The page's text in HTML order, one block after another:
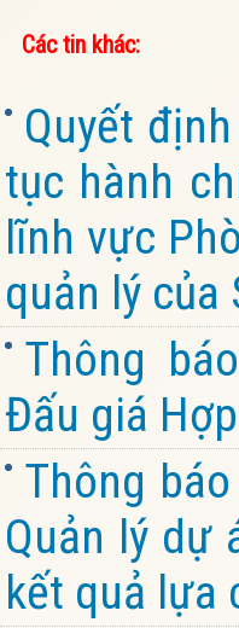
Các tin khác:
Quyết
tục hành
lĩnh vực
quản lý của
Thông
Đấu giá
Thông
Quản lý dự
kết quả lựa